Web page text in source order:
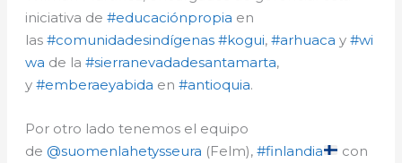
iniciativa de#educaciónpropia en
las#comunidadesindígenas #kogui,#arhuaca y#wi
wa de la#sierranevadadesantamarta,
y#emberaeyabida en#antioquia.
Por otro lado tenemos el equipo
de @suomenlahetysseura (Felm),#finlandia
con